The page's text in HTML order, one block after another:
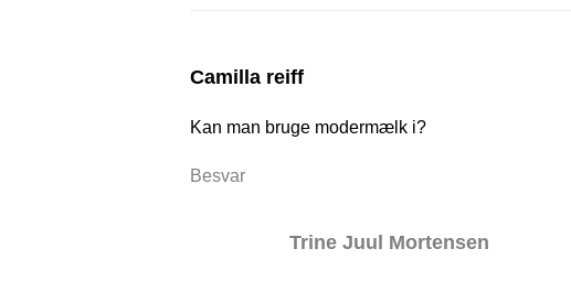
Camilla reiff
Kan man bruge modermælk i?
Besvar
Trine Juul Mortensen